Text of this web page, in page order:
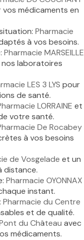
médicaments en
Pharmacie
à vos besoins.
Pharmacie MARSEILLE
laboratoires
LES 3 LYS pour
de santé.
LORRAINE et
votre santé.
De Rocabey
à vos besoins
de Vosgelade et un
distance.
Pharmacie OYONNAX
instant.
Pharmacie du Centre
et de qualité.
du Château avec
médicaments.